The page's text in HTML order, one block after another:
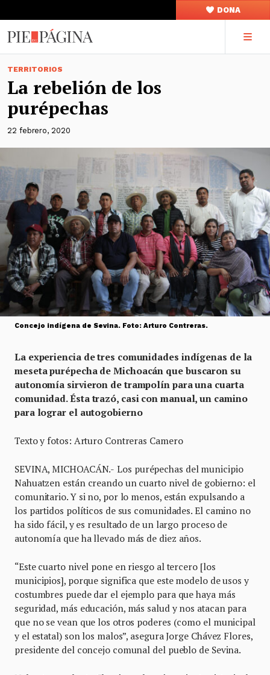
DONA
TERRITORIOS
La rebelión de los
purépechas
22 febrero, 2020
Concejo indígena de Sevina. Foto: Arturo Contreras.
La experiencia de tres comunidades indígenas de la
meseta purépecha de Michoacán que buscaron su
autonomía sirvieron de trampolín para una cuarta
comunidad. Ésta trazó, casi con manual, un camino
para lograr el autogobierno
Texto y fotos: Arturo Contreras Camero
SEVINA, MICHOACÁN.- Los purépechas del municipio
Nahuatzen están creando un cuarto nivel de gobierno: el
comunitario. Y si no, por lo menos, están expulsando a
los partidos políticos de sus comunidades. El camino no
ha sido fácil, y es resultado de un largo proceso de
autonomía que ha llevado más de diez años.
“Este cuarto nivel pone en riesgo al tercero [los
municipios], porque significa que este modelo de usos y
costumbres puede dar el ejemplo para que haya más
seguridad, más educación, más salud y nos atacan para
que no se vean que los otros poderes (como el municipal
y el estatal) son los malos”, asegura Jorge Chávez Flores,
presidente del concejo comunal del pueblo de Sevina.